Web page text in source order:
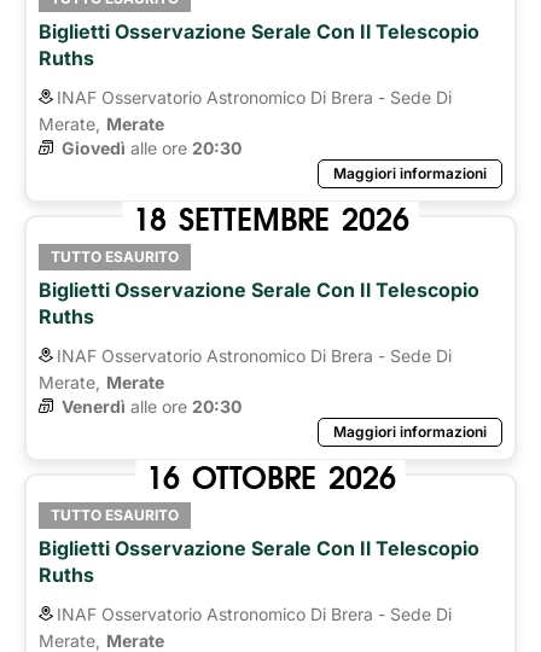
Biglietti Osservazione Serale Con Il Telescopio
Ruths
INAF Osservatorio Astronomico Di Brera - Sede Di
Merate, Merate
Giovedì alle ore 20:30
Maggiori informazioni
18 SETTEMBRE 2026
TUTTO ESAURITO
Biglietti Osservazione Serale Con Il Telescopio
Ruths
INAF Osservatorio Astronomico Di Brera - Sede Di
Merate, Merate
Venerdì alle ore 20:30
Maggiori informazioni
16 OTTOBRE 2026
TUTTO ESAURITO
Biglietti Osservazione Serale Con Il Telescopio
Ruths
INAF Osservatorio Astronomico Di Brera - Sede Di
Merate, Merate